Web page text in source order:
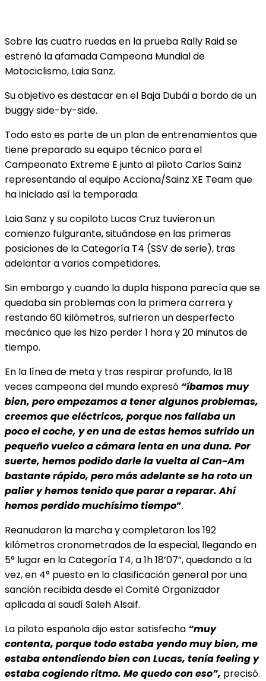
Sobre las cuatro ruedas en la prueba Rally Raid se
estrenó la afamada Campeona Mundial de
Motociclismo, Laia Sanz.
Su objetivo es destacar en el Baja Dubái a bordo de un
buggy side-by-side.
Todo esto es parte de un plan de entrenamientos que
tiene preparado su equipo técnico para el
Campeonato Extreme E junto al piloto Carlos Sainz
representando al equipo Acciona/Sainz XE Team que
ha iniciado así la temporada.
Laia Sanz y su copiloto Lucas Cruz tuvieron un
comienzo fulgurante, situándose en las primeras
posiciones de la Categoría T4 (SSV de serie), tras
adelantar a varios competidores.
Sin embargo y cuando la dupla hispana parecía que se
quedaba sin problemas con la primera carrera y
restando 60 kilómetros, sufrieron un desperfecto
mecánico que les hizo perder 1 hora y 20 minutos de
tiempo.
En la línea de meta y tras respirar profundo, la 18
veces campeona del mundo expresó “íbamos muy
bien, pero empezamos a tener algunos problemas,
creemos que eléctricos, porque nos fallaba un
poco el coche, y en una de estas hemos sufrido un
pequeño vuelco a cámara lenta en una duna. Por
suerte, hemos podido darle la vuelta al Can-Am
bastante rápido, pero más adelante se ha roto un
palier y hemos tenido que parar a reparar. Ahí
hemos perdido muchísimo tiempo”.
Reanudaron la marcha y completaron los 192
kilómetros cronometrados de la especial, llegando en
5° lugar en la Categoría T4, a 1h 18’07”, quedando a la
vez, en 4° puesto en la clasificación general por una
sanción recibida desde el Comité Organizador
aplicada al saudí Saleh Alsaif.
La piloto española dijo estar satisfecha “muy
contenta, porque todo estaba yendo muy bien, me
estaba entendiendo bien con Lucas, tenía feeling y
estaba cogiendo ritmo. Me quedo con eso”, precisó.